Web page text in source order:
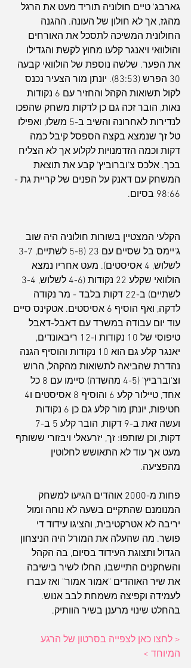
גארבג' טיים חולוניה תוריד מעט את הרגל
מהגז, אך לא חולון של העונה. ההגנה
החולונית המשיכה לתסכל את האורחים
והולוואי ויאנגר קלעו מחוץ לקשת והגדילו
את הפער. שלשה נוספת של הולוואי קבעה
30 הפרש (83:53). יונתן מור הצעיר נכנס
לקול תשואות הקהל והחזיר עם 6 נקודות
נאות, הובר זכה גם כן לדקות משחק שהפכו
לנדירות לאחרונה והשיב ב-5 משלו, ואפילו
טל זך שנמצא בקצה הספסל קיבל כמה
דקות וכמה הזדמנויות לקלוע אך לא הצליח
בכך. אלכס צ'וברוביץ' קבע את תוצאת
המשחק עם דאנק על הפנים של קריית גת -
98:66 בסיום.
הקלעי המצטיין בשורות חולוניה היה שוב
לשלוש, 4 אסיסטים). מעט אחריו נמצא
לשתיים) ב-22 דקות בלבד - מר נקודה
לדקה, ואף הוסיף 6 אסיסטים. אטקינס סיים
עוד יום עבודה במשרד עם דאבל-דאבל
טיפוסי של 10 נקודות ו-12 ריבאונדים,
יאנגר קלע גם הוא 10 נקודות והוסיף הגנה
נהדרת שהביאה לתשואות מהקהל, הרוש
וצ'וברביץ' (4-5 מהשדה) סיימו עם 8 כל
חטיפות, יונתן מור קלע גם כן 6 נקודות
דקות, וכן שותפו: זך, יזרעאלי ויבזורי ששותף
מעט אך עוד לא התאושש לחלוטין
מהפציעה.
פחות מ-2000 אוהדים הגיעו למשחק
המנומנם שהתקיים בשעה לא נוחה ומול
יריבה לא אטרקטיבית, והציגו עידוד די
פושר. מה שהעלה את המורל היה הניצחון
הגדול ותצוגת העידוד בסיום, בה הקהל
והשחקנים התיישבו, החלו לשיר בישיבה
את שיר האוהדים "אמור אמור" ואז עברו
לעמידה וקפיצה משמחת לבב אנוש.
בהחלט שינוי מרענן בשיר הוותיק.
< לחצו כאן לצפייה בסרטון של הרגע
המיוחד >